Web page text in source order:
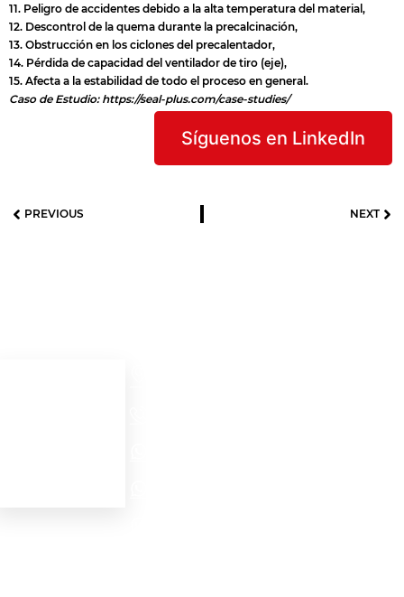
11. Peligro de accidentes debido a la alta temperatura del material,
12. Descontrol de la quema durante la precalcinación,
13. Obstrucción en los ciclones del precalentador,
14. Pérdida de capacidad del ventilador de tiro (eje),
15. Afecta a la estabilidad de todo el proceso en general.
Caso de Estudio: https://seal-plus.com/case-studies/
Síguenos en LinkedIn
PREVIOUS NEXT